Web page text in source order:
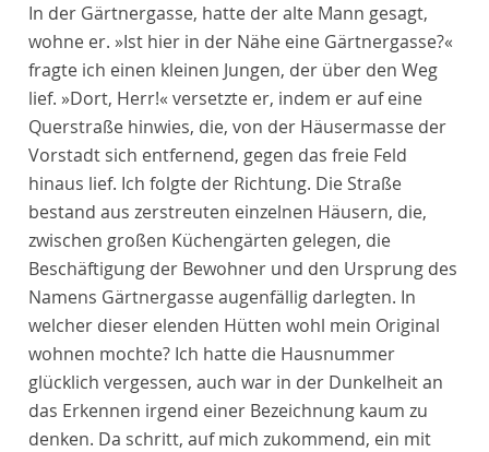
In der Gärtnergasse, hatte der alte Mann gesagt,
wohne er. »Ist hier in der Nähe eine Gärtnergasse?«
fragte ich einen kleinen Jungen, der über den Weg
lief. »Dort, Herr!« versetzte er, indem er auf eine
Querstraße hinwies, die, von der Häusermasse der
Vorstadt sich entfernend, gegen das freie Feld
hinaus lief. Ich folgte der Richtung. Die Straße
bestand aus zerstreuten einzelnen Häusern, die,
zwischen großen Küchengärten gelegen, die
Beschäftigung der Bewohner und den Ursprung des
Namens Gärtnergasse augenfällig darlegten. In
welcher dieser elenden Hütten wohl mein Original
wohnen mochte? Ich hatte die Hausnummer
glücklich vergessen, auch war in der Dunkelheit an
das Erkennen irgend einer Bezeichnung kaum zu
denken. Da schritt, auf mich zukommend, ein mit